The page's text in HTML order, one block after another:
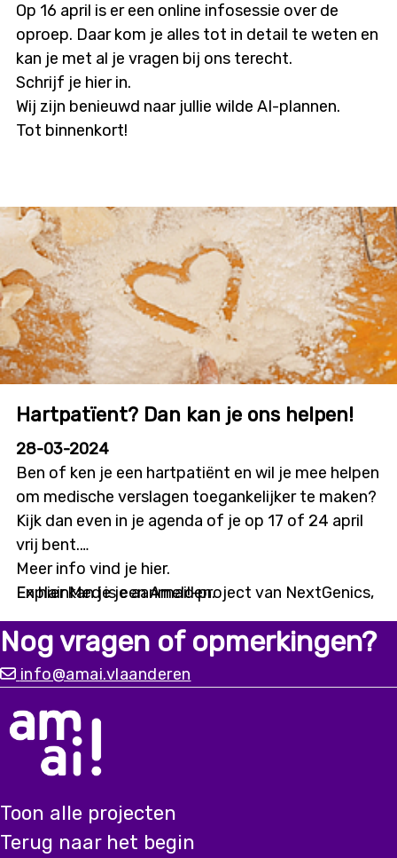
Op 16 april is er een online infosessie over de
oproep. Daar kom je alles tot in detail te weten en
kan je met al je vragen bij ons terecht.
Schrijf je hier in.
Wij zijn benieuwd naar jullie wilde AI-plannen.
Tot binnenkort!
Hartpatïent? Dan kan je ons helpen!
28-03-2024
Ben of ken je een hartpatiënt en wil je mee helpen
om medische verslagen toegankelijker te maken?
Kijk dan even in je agenda of je op 17 of 24 april
vrij bent.
ExplainMed is een Amai!-project van NextGenics,
KdG hogeschool, Forcit, Cebam en UGent. Samen
willen we met de hulp van AI dokterslatijn
verstaanbaar maken.
Een eerste stap is samen met hartpatiënten en
hun omgeving de verwachtingen en behoeften in
kaart brengen. Hoe zou een verstaanbare versie
Op 17 april zitten we in kleine groepjes samen om
Meer info vind je hier.
En hier kan je je aanmelden.
Nog vragen of opmerkingen?
info@amai.vlaanderen
Toon alle projecten
Terug naar het begin